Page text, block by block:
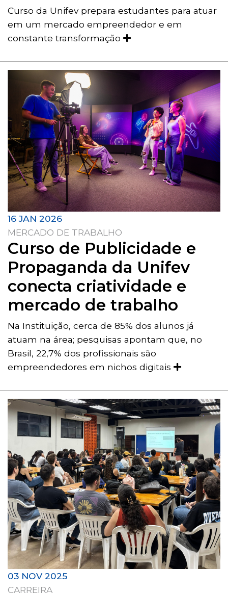
Curso da Unifev prepara estudantes para atuar
em um mercado empreendedor e em
constante transformação
16 JAN 2026
MERCADO DE TRABALHO
Curso de Publicidade e
Propaganda da Unifev
conecta criatividade e
mercado de trabalho
Na Instituição, cerca de 85% dos alunos já
atuam na área; pesquisas apontam que, no
Brasil, 22,7% dos profissionais são
empreendedores em nichos digitais
03 NOV 2025
CARREIRA